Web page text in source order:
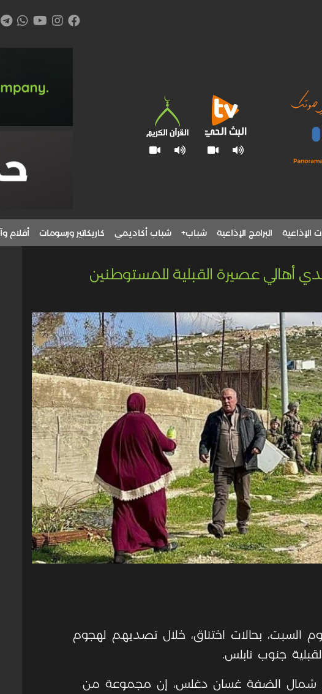
الإذاعية البرامج الإذاعية شباب+ شباب أكاديمي كاريكاتير ورسومات أقلام
أهالي عصيرة القبلية للمستوطنين
السبت، بحالات اختناق، خلال تصديهم لهجوم
جنوب نابلس.
شمال الضفة غسان دغلس، إن مجموعة من